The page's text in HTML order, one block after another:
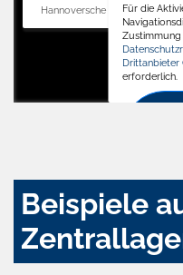
Hannoversche Str. 34, 31688
Für die
Zustimmung
Drittanbieter
erforderlich.
Beispiele